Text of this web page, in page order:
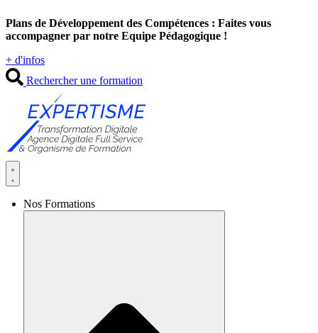
au
contenu
Plans de Développement des Compétences : Faites vous
accompagner par notre Equipe Pédagogique !
+ d'infos
Rechercher une formation
Nos Formations